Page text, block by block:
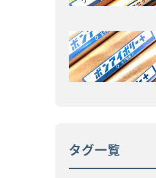
タグ一覧